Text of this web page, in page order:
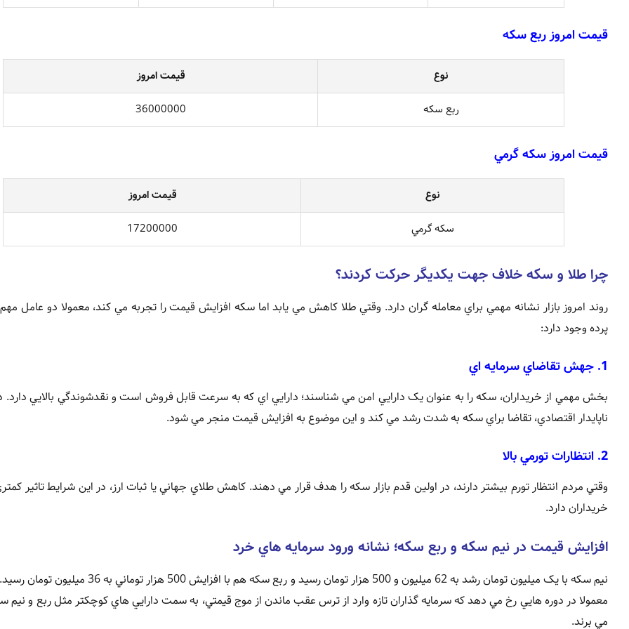
قيمت امروز ربع سکه
نوع
قيمت امروز
ربع سکه
36000000
قيمت امروز سکه گرمي
نوع
قيمت امروز
سکه گرمي
17200000
چرا طلا و سکه خلاف جهت يکديگر حرکت کردند؟
روند امروز بازار نشانه مهمي براي معامله گران دارد. وقتي طلا کاهش مي يابد اما سکه افزايش قيمت را تجربه مي کند، معمولا دو عامل
پرده وجود دارد:
1. جهش تقاضاي سرمايه اي
بخش مهمي از خريداران، سکه را به عنوان يک دارايي امن مي شناسند؛ دارايي اي که به سرعت قابل فروش است و نقدشوندگي بالايي دارد.
ناپايدار اقتصادي، تقاضا براي سکه به شدت رشد مي کند و اين موضوع به افزايش قيمت منجر مي شود.
2. انتظارات تورمي بالا
وقتي مردم انتظار تورم بيشتر دارند، در اولين قدم بازار سکه را هدف قرار مي دهند. کاهش طلاي جهاني يا ثبات ارز، در اين شرايط تاثير
خريداران دارد.
افزايش قيمت در نيم سکه و ربع سکه؛ نشانه ورود سرمايه هاي خرد
نيم سکه با يک ميليون تومان رشد به 62 ميليون و 500 هزار تومان رسيد و ربع سکه هم با افزايش 500
معمولا در دوره هايي رخ مي دهد که سرمايه گذاران تازه وارد از ترس عقب ماندن از موج قيمتي، به سمت دارايي هاي کوچکتر مثل ربع و
مي برند.